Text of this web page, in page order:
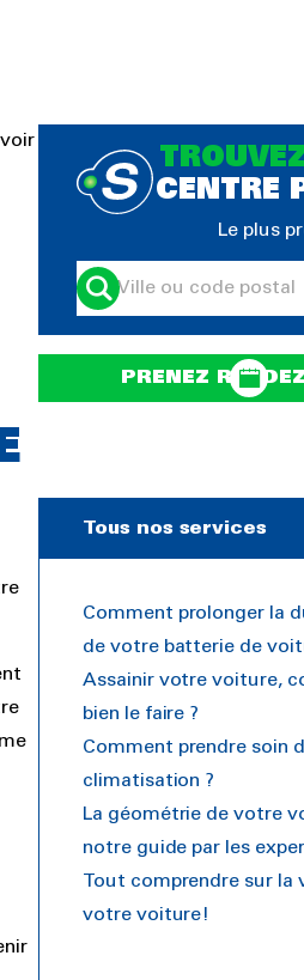
CENTRE
Le plus
PRENEZ
Tous nos services
Comment prolonger la
de votre batterie de
Assainir votre voiture,
bien le faire ?
Comment prendre soin
climatisation ?
La géométrie de votre
notre guide par les
Tout comprendre sur la
votre voiture!